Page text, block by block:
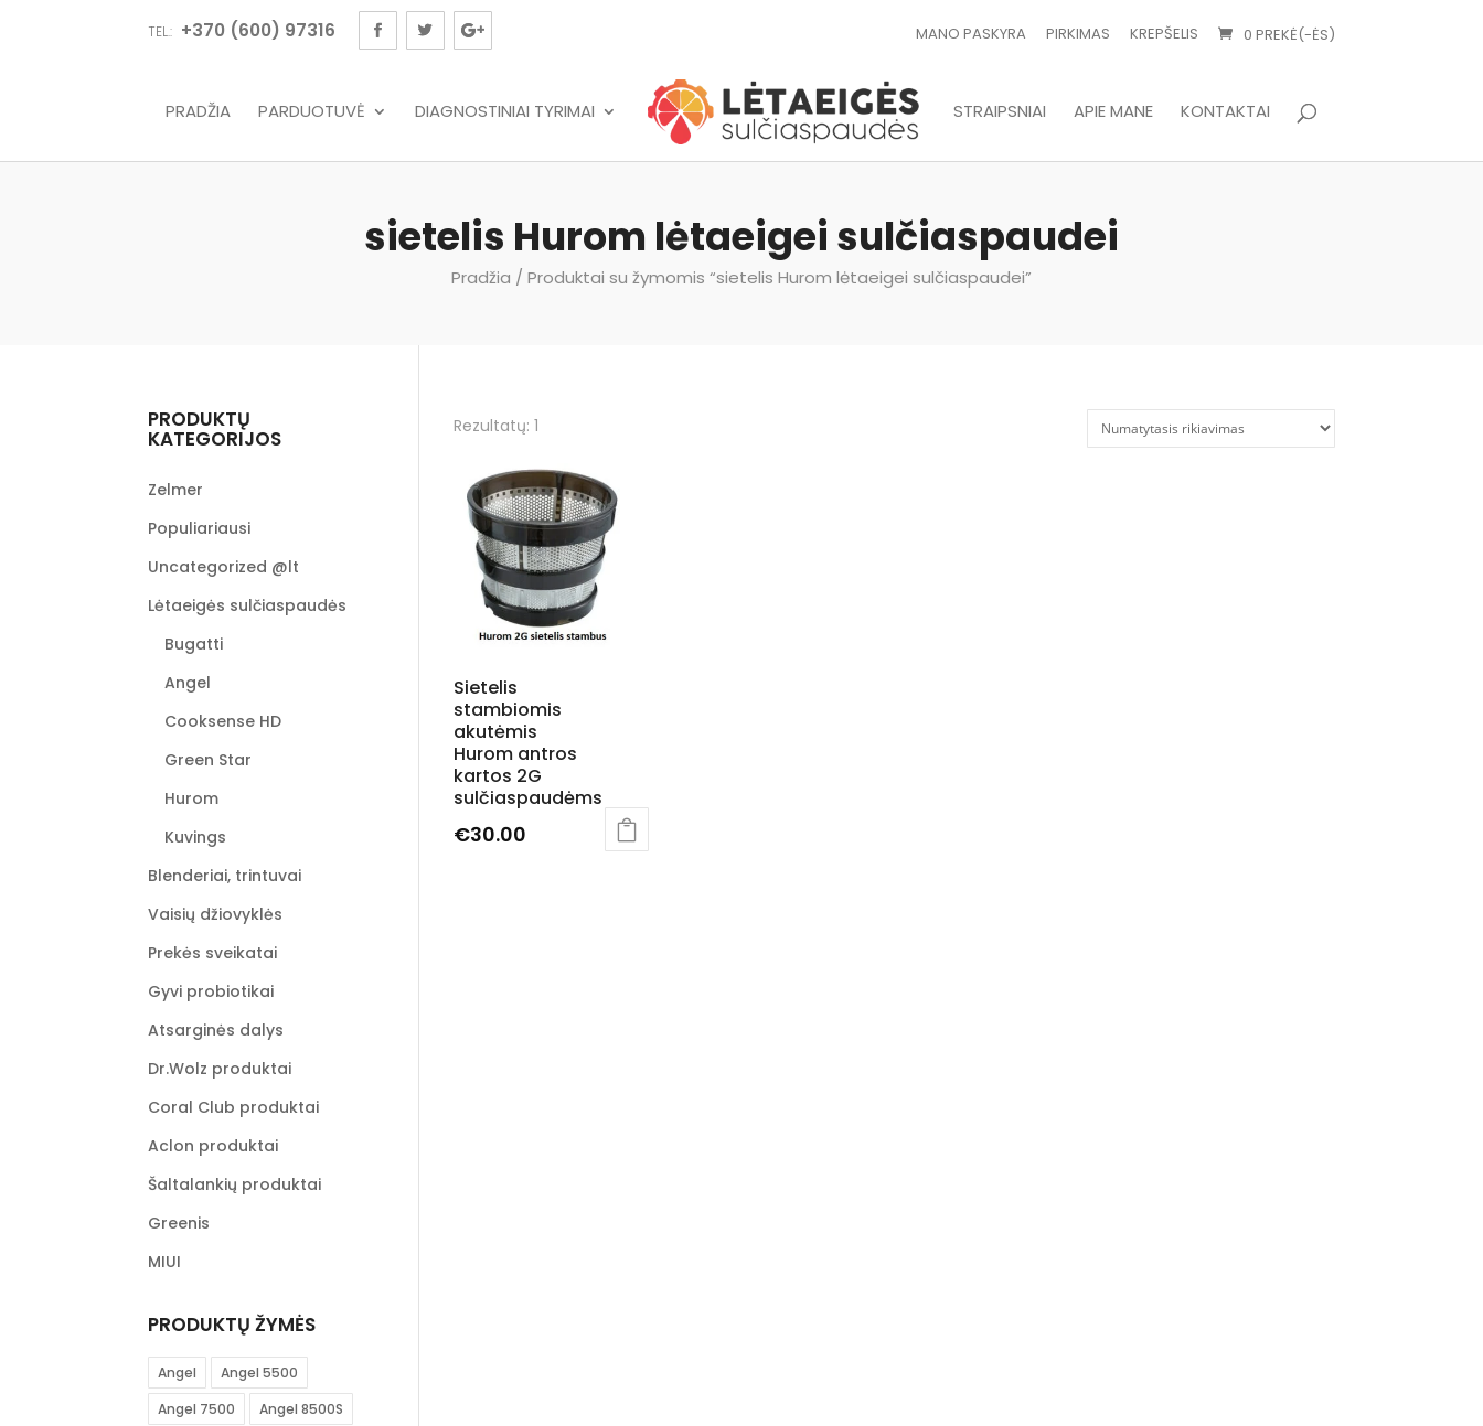
TEL.: +370 (600) 97316 MANO PASKYRA PIRKIMAS KREPŠELIS 0 PREKĖ(-ĖS)
PRADŽIA PARDUOTUVĖ DIAGNOSTINIAI TYRIMAI STRAIPSNIAI APIE MANE KONTAKTAI
sietelis Hurom lėtaeigei sulčiaspaudei
Pradžia / Produktai su žymomis “sietelis Hurom lėtaeigei sulčiaspaudei”
Rezultatų: 1
Sietelis
stambiomis
akutėmis
Hurom antros
kartos 2G
sulčiaspaudėms
€30.00
PRODUKTŲ
KATEGORIJOS
Zelmer
Populiariausi
Uncategorized @lt
Lėtaeigės sulčiaspaudės
Bugatti
Angel
Cooksense HD
Green Star
Hurom
Kuvings
Blenderiai, trintuvai
Vaisių džiovyklės
Prekės sveikatai
Gyvi probiotikai
Atsarginės dalys
Dr.Wolz produktai
Coral Club produktai
Aclon produktai
Šaltalankių produktai
Greenis
MIUI
PRODUKTŲ ŽYMĖS
Angel
Angel 5500
Angel 7500
Angel 8500S